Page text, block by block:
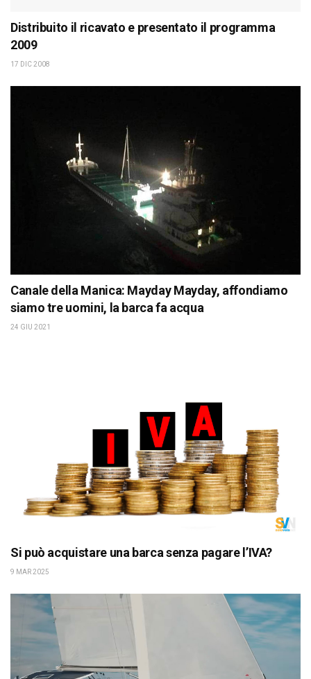
Distribuito il ricavato e presentato il programma
2009
17 DIC 2008
Canale della Manica: Mayday Mayday, affondiamo
siamo tre uomini, la barca fa acqua
24 GIU 2021
Si può acquistare una barca senza pagare l’IVA?
9 MAR 2025